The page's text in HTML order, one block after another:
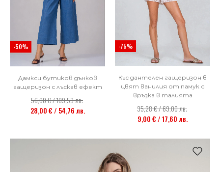
-50%
Дамкси бутиков дънков
гащеризон с лъскав ефект
56,00 € / 109,53 лв.
28,00 € / 54,76 лв.
-75%
Къс дантелен гащеризон в
цвят ванилия от памук с
връзка в талията
35,28 € / 69,00 лв.
9,00 € / 17,60 лв.